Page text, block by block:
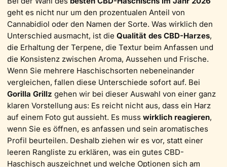
geht es nicht nur um den prozentualen Anteil von
Cannabidiol oder den Namen der Sorte. Was wirklich den
Unterschied ausmacht, ist die Qualität des CBD-Harzes,
die Erhaltung der Terpene, die Textur beim Anfassen und
die Konsistenz zwischen Aroma, Aussehen und Frische.
Wenn Sie mehrere Haschischsorten nebeneinander
vergleichen, fallen diese Unterschiede sofort auf. Bei
Gorilla Grillz gehen wir bei dieser Auswahl von einer ganz
klaren Vorstellung aus: Es reicht nicht aus, dass ein Harz
auf einem Foto gut aussieht. Es muss wirklich reagieren,
wenn Sie es öffnen, es anfassen und sein aromatisches
Profil beurteilen. Deshalb ziehen wir es vor, statt einer
leeren Rangliste zu erklären, was ein gutes CBD-
Haschisch auszeichnet und welche Optionen sich am